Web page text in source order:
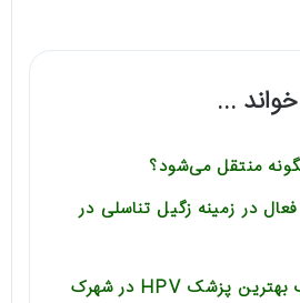
...
منتقل می‌شود؟
در زمینه زگیل تناسلی در
راهنمای انتخاب بهترین پزشک HPV در شهرک